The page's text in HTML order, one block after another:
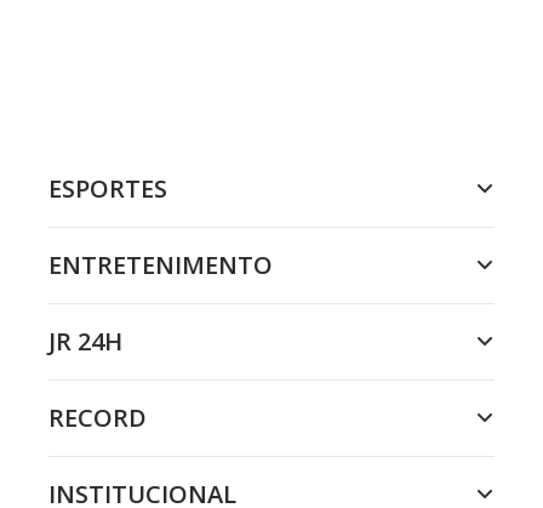
ESPORTES
ENTRETENIMENTO
JR 24H
RECORD
INSTITUCIONAL